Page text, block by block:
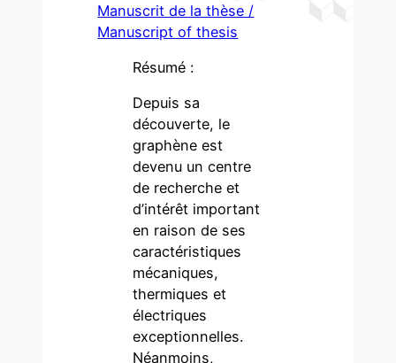
Manuscrit de la thèse /
Manuscript of thesis
Résumé :
Depuis sa
découverte, le
graphène est
devenu un centre
de recherche et
d’intérêt important
en raison de ses
caractéristiques
mécaniques,
thermiques et
électriques
exceptionnelles.
Néanmoins,